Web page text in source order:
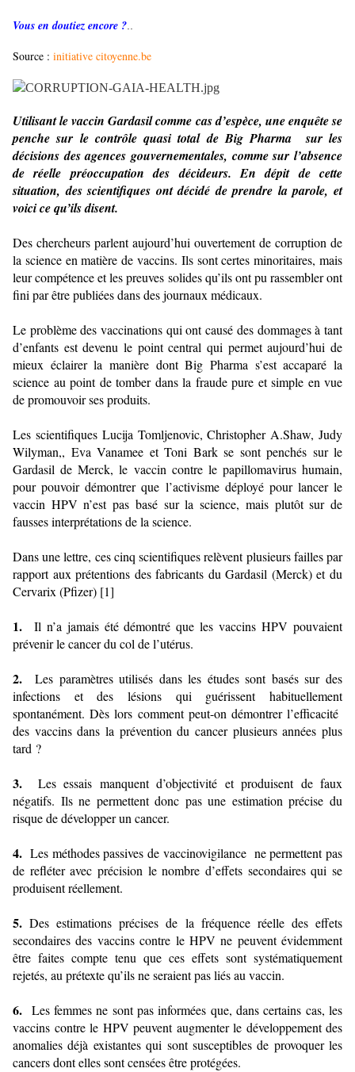
Vous en doutiez encore ?
Source : initiative citoyenne.be
Utilisant le vaccin Gardasil comme cas d’espèce, une enquête se
penche sur le contrôle quasi total de Big Pharma sur les
décisions des agences gouvernementales, comme sur l’absence
de réelle préoccupation des décideurs. En dépit de cette
situation, des scientifiques ont décidé de prendre la parole, et
voici ce qu’ils disent.
Des chercheurs parlent aujourd’hui ouvertement de corruption de
la science en matière de vaccins. Ils sont certes minoritaires, mais
leur compétence et les preuves solides qu’ils ont pu rassembler ont
fini par être publiées dans des journaux médicaux.
Le problème des vaccinations qui ont causé des dommages à tant
d’enfants est devenu le point central qui permet aujourd’hui de
mieux éclairer la manière dont Big Pharma s’est accaparé la
science au point de tomber dans la fraude pure et simple en vue
de promouvoir ses produits.
Les scientifiques Lucija Tomljenovic, Christopher A.Shaw, Judy
Wilyman,, Eva Vanamee et Toni Bark se sont penchés sur le
Gardasil de Merck, le vaccin contre le papillomavirus humain,
pour pouvoir démontrer que l’activisme déployé pour lancer le
vaccin HPV n’est pas basé sur la science, mais plutôt sur de
fausses interprétations de la science.
Dans une lettre, ces cinq scientifiques relèvent plusieurs failles par
rapport aux prétentions des fabricants du Gardasil (Merck) et du
Cervarix (Pfizer) [1]
1. Il n’a jamais été démontré que les vaccins HPV pouvaient
prévenir le cancer du col de l’utérus.
2. Les paramètres utilisés dans les études sont basés sur des
infections et des lésions qui guérissent habituellement
spontanément. Dès lors comment peut-on démontrer l’efficacité
des vaccins dans la prévention du cancer plusieurs années plus
tard ?
3. Les essais manquent d’objectivité et produisent de faux
négatifs. Ils ne permettent donc pas une estimation précise du
risque de développer un cancer.
4. Les méthodes passives de vaccinovigilance ne permettent pas
de refléter avec précision le nombre d’effets secondaires qui se
produisent réellement.
5. Des estimations précises de la fréquence réelle des effets
secondaires des vaccins contre le HPV ne peuvent évidemment
être faites compte tenu que ces effets sont systématiquement
rejetés, au prétexte qu’ils ne seraient pas liés au vaccin.
6. Les femmes ne sont pas informées que, dans certains cas, les
vaccins contre le HPV peuvent augmenter le développement des
anomalies déjà existantes qui sont susceptibles de provoquer les
cancers dont elles sont censées être protégées.